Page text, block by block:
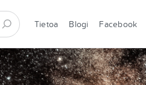
Tietoa Blogi Facebook